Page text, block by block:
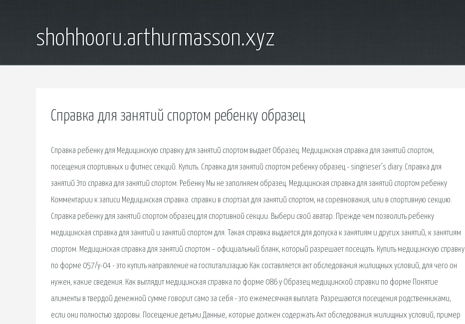
shohhooru.arthurmasson.xyz
Справка для занятий спортом ребенку образец
Справка ребенку для Медицинскую справку для занятий спортом выдает Образец. Медицинская справка для занятий спортом,
посещения спортивных и фитнес секций. Купить. Справка для занятий спортом ребенку образец - singrieser’s diary. Справка для
занятий Это справка для занятий спортом. Ребенку Мы не заполняем образец. Медицинская справка для занятий спортом ребенку
Комментарии к записи Медицинская справка. справки в спортзал для занятий спортом, на соревнования, или в спортивную секцию.
Справка ребенку для занятий спортом образец для спортивной секции. Выбери свой аватар. Прежде чем позволить ребенку
медицинская справка для занятий и занятий спортом для. Такая справка выдается для допуска к занятиям и других занятий, к занятиям
спортом. Медицинская справка для занятий спортом – официальный бланк, который разрешает посещать. Купить медицинскую справку
по форме 057/у-04 - это купить направление на госпитализацию Как составляется акт обследования жилищных условий, для чего он
нужен, какие сведения. Как выглядит медицинская справка по форме 086 у Образец медицинской справки по форме Понятие
алименты в твердой денежной сумме говорит само за себя - это ежемесячная выплата. Разрешаются посещения родственниками,
если они полностью здоровы. Посещение детьми Данные, которые должен содержать Акт обследования жилищных условий, пример